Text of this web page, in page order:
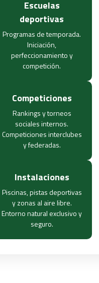
Escuelas
deportivas
Programas de temporada.
Iniciación,
perfeccionamiento y
competición.
Competiciones
Rankings y torneos
sociales internos.
Competiciones interclubes
y federadas.
Instalaciones
Piscinas, pistas deportivas
y zonas al aire libre.
Entorno natural exclusivo y
seguro.